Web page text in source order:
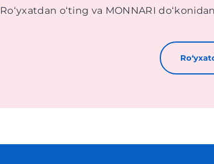
Roʻyxatdan oʻting va MONNARI